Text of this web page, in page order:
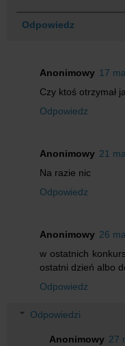
Odpowiedz
Anonimowy 17
Czy ktoś otrzymał
Odpowiedz
Anonimowy 21
Na razie nic
Odpowiedz
Anonimowy 26
w ostatnich
ostatni dzień albo
Odpowiedz
Odpowiedzi
Anonimowy 27